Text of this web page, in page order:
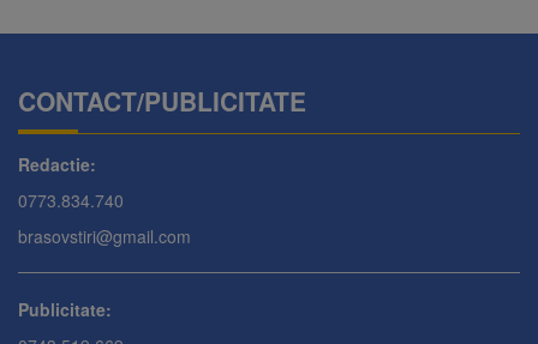
CONTACT/PUBLICITATE
Redactie:
0773.834.740
brasovstiri@gmail.com
Publicitate: